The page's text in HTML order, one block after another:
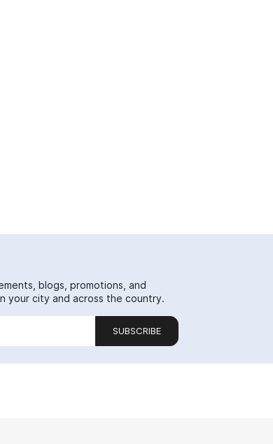
blogs, promotions, and
your city and across the country.
SUBSCRIBE